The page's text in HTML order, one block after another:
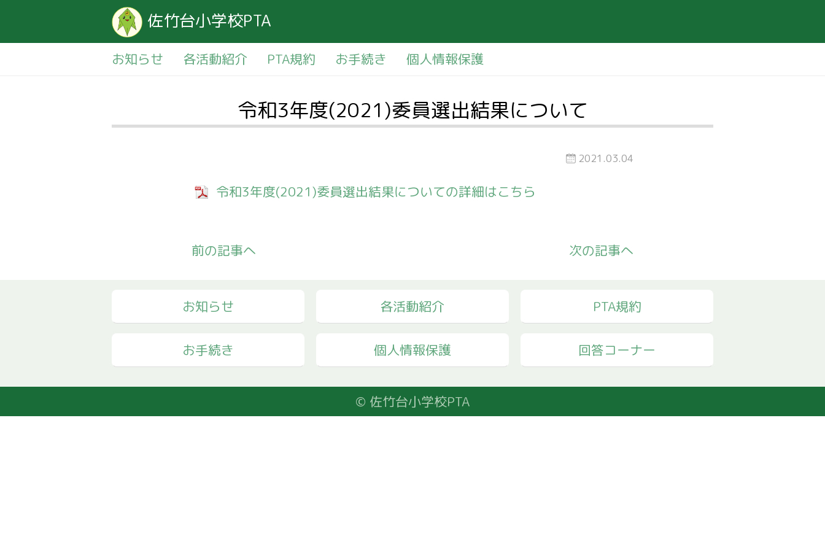
佐竹台小学校PTA
お知らせ 各活動紹介 PTA規約 お手続き 個人情報保護
令和3年度(2021)委員選出結果について
2021.03.04
令和3年度(2021)委員選出結果についての詳細はこちら
前の記事へ 次の記事へ
お知らせ 各活動紹介 PTA規約
お手続き 個人情報保護 回答コーナー
© 佐竹台小学校PTA